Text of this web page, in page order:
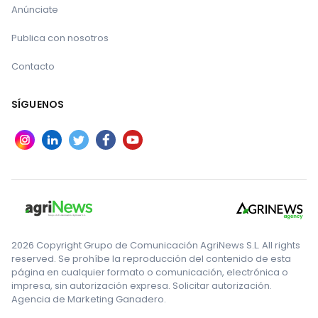
Anúnciate
Publica con nosotros
Contacto
SÍGUENOS
2026 Copyright Grupo de Comunicación AgriNews S.L. All rights
reserved. Se prohíbe la reproducción del contenido de esta
página en cualquier formato o comunicación, electrónica o
impresa, sin autorización expresa. Solicitar autorización.
Agencia de Marketing Ganadero.